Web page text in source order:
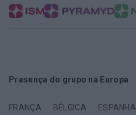
Presença do grupo na Europa
FRANÇA BÉLGICA ESPANHA